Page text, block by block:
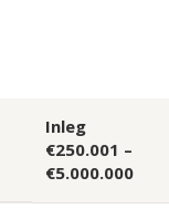
Inleg
€250.001 –
€5.000.000